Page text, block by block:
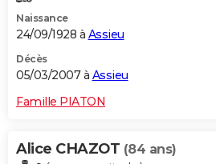
Naissance
24/09/1928 à Assieu
Décès
05/03/2007 à Assieu
Famille PIATON
Alice CHAZOT (84 ans)